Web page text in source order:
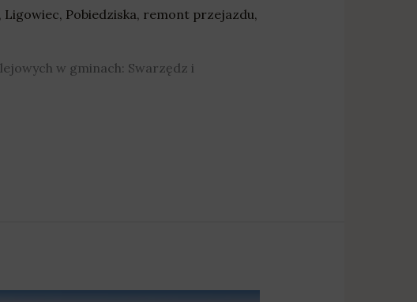
, Ligowiec, Pobiedziska, remont przejazdu,
w gminach: Swarzędz i